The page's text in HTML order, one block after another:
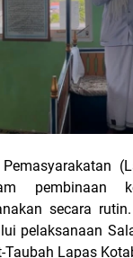
pembinaan
secara
pelaksanaan
Lapas